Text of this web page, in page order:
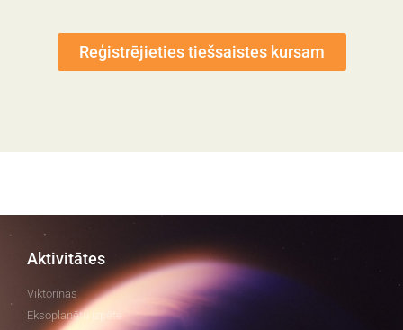
Reģistrējieties tiešsaistes kursam
Aktivitātes
Viktorīnas
Eksoplanētu izpēte